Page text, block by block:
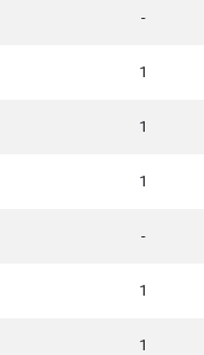
-
1
1
1
-
1
1